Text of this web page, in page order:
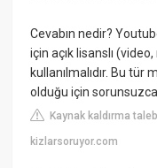
Cevabın nedir?
için açık lisanslı
kullanılmalıdır. Bu tür
olduğu için
Kaynak kaldırma
kizlarsoruyor.com